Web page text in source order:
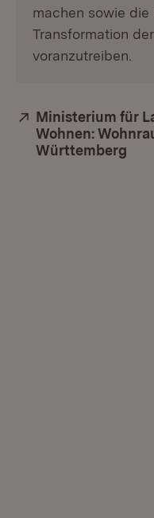
machen sowie
Transformation
voranzutreiben.
Extern:
Ministerium für
Wohnen:
Württemberg